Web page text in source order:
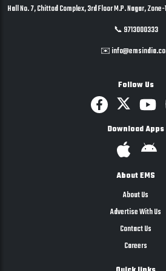
Hall No. 7, Chittod Complex, 3rd Floor M.P. Nagar,
📞 9713000333
✉️
Follow Us
Download Apps
About EMS
About Us
Advertise With Us
Contact Us
Careers